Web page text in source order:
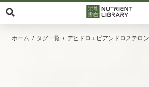
ホーム タグ一覧 デヒドロエピアンドロステロン